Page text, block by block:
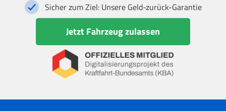
Sicher zum Ziel: Unsere Geld-zurück-Garantie
Jetzt Fahrzeug zulassen